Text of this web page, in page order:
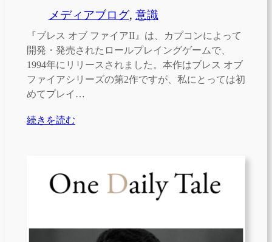
メディアブログ, 意識
『ブレス オブ ファイアII』は、カプコンによって
開発・発売されたロールプレイングゲームで、
1994年にリリースされました。本作はブレス オブ
ファイアシリーズの第2作ですが、私にとっては初
めてプレイ…
続きを読む